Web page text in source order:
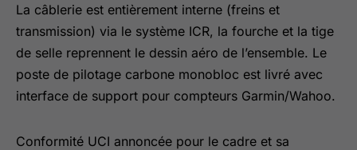
La câblerie est entièrement interne (freins et
transmission) via le système ICR, la fourche et la tige
de selle reprennent le dessin aéro de l’ensemble. Le
poste de pilotage carbone monobloc est livré avec
interface de support pour compteurs Garmin/Wahoo.
Conformité UCI annoncée pour le cadre et sa